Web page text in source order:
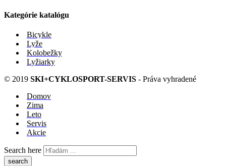
Kategórie katalógu
Bicykle
Lyže
Kolobežky
Lyžiarky
© 2019 SKI+CYKLOSPORT-SERVIS - Práva vyhradené
Domov
Zima
Leto
Servis
Akcie
Search here